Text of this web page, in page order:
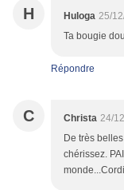
H Huloga 25/
Ta bougie
Répondre
C Christa 24/
De très
chérissez.